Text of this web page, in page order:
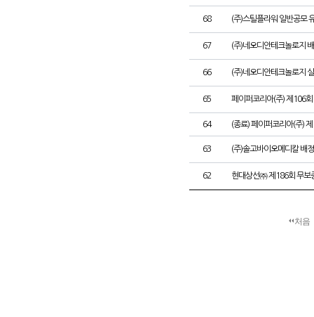
68 (주)스틸플라워 일반공모
67 (주)네오디안테크놀로지
66 (주)네오디안테크놀로지
65 페이퍼코리아(주) 제106
64 (종료) 페이퍼코리아(주)
63 (주)솔고바이오메디칼 배
62 현대상선㈜ 제186회 무보
처음